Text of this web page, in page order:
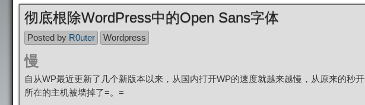
彻底根除WordPress中的Open Sans字体
Posted by R0uter Wordpress
慢
自从WP最近更新了几个新版本以来，从国内打开WP的速度就越来越慢，从原来的秒
所在的主机被墙掉了=。=